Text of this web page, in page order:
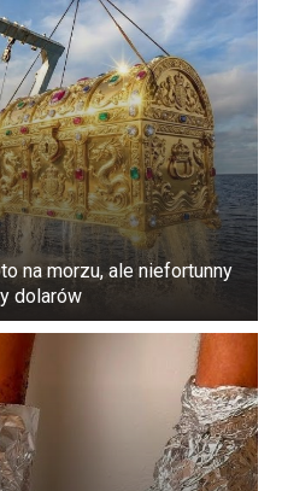
przez łany w szabat,
i zaczęli zrywać
na morzu, ale niefortunny
dolarów